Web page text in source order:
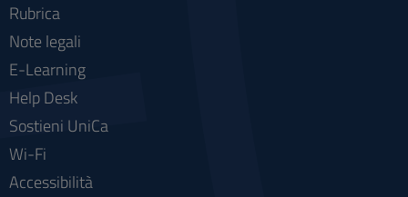
Rubrica
Note legali
E-Learning
Help Desk
Sostieni UniCa
Wi-Fi
Accessibilità